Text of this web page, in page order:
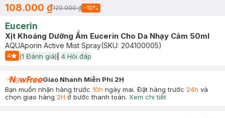
108.000 ₫120.000 ₫ -10%
Eucerin
Xịt Khoáng Dưỡng Ẩm Eucerin Cho Da Nhạy Cảm 50ml
AQUAporin Active Mist Spray(SKU: 204100005)
4
Start Icon
(1 Đánh giá) 4 Hỏi đáp
Giao Nhanh Miễn Phí 2H
Bạn muốn nhận hàng trước 10h ngày mai. Đặt hàng trước 24h và
chọn giao hàng 2H ở bước thanh toán. Xem chi tiết